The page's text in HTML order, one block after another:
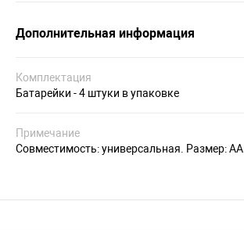
Дополнительная информация
Комплектация
Батарейки - 4 штуки в упаковке
Примечание
Совместимость: универсальная. Размер: АА.